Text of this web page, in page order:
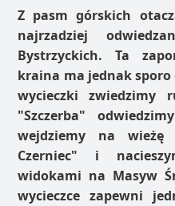
Z pasm górskich
najrzadziej
Bystrzyckich. Ta
kraina ma jednak sporo
wycieczki zwiedzimy
"Szczerba"
wejdziemy na
Czerniec" i
widokami na Masyw
wycieczce zapewni